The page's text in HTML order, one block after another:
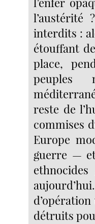
l’austérité
interdits :
étouffant
place,
peuples
reste de
commises
Europe
guerre —
détruits